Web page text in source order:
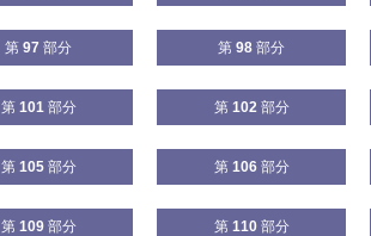
第 97 部分 第 98 部分
第 101部分 第 102部分
第 105部分 第 106部分
第 109部分 第 110部分